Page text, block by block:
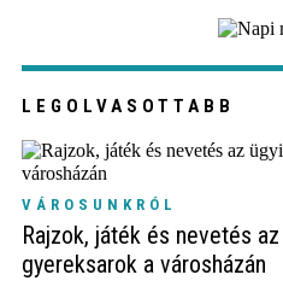
LEGOLVASOTTABB
VÁROSUNKRÓL
Rajzok, játék és nevetés
gyereksarok a városházán